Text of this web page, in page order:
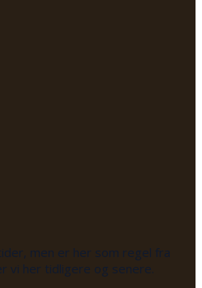
men er her som regel fra
vi her tidligere og senere.